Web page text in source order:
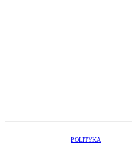
POLITYKA